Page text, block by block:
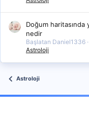
Doğum
nedir
Başlatan Daniel1336
Astroloji
Astroloji